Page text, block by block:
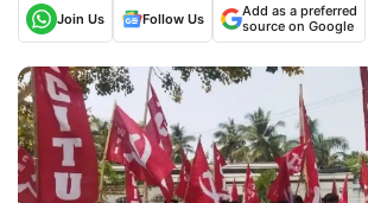
Join Us
Follow Us
Add as a preferred
source on Google